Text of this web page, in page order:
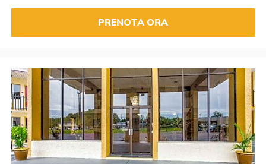
PRENOTA ORA